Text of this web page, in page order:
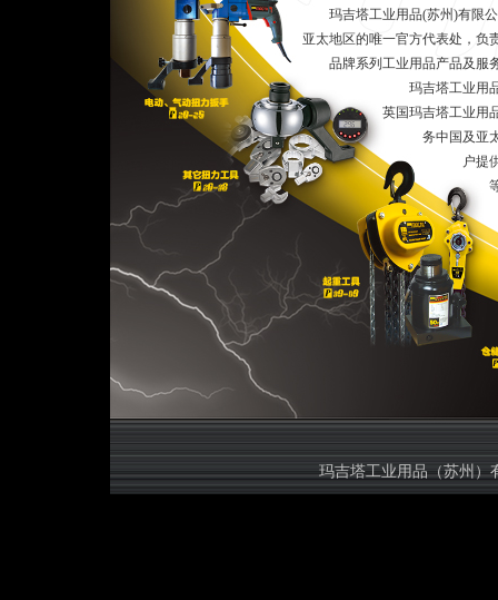
玛吉塔工业用品(苏州)有限公
亚太地区的唯一官方代表处，负
品牌系列工业用品产品及服
玛吉塔工业用品(苏州)
英国玛吉塔工业用品集团
务中国及亚太地区市
户提供玛吉塔全球
等规格的
玛吉塔工业用品（苏州